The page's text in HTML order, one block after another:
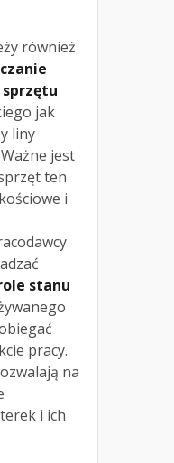
również
jak
liny
jest
ten
i
stanu
pracy.
na
i ich